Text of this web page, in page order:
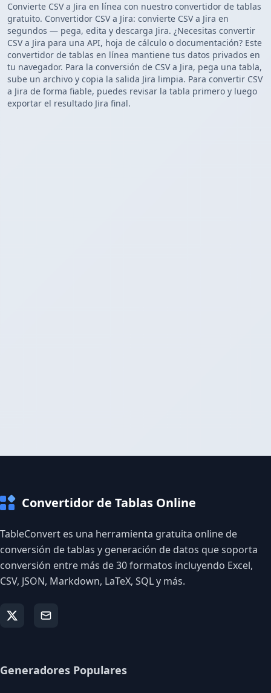
Convierte CSV a Jira en línea con nuestro convertidor de tablas
gratuito. Convertidor CSV a Jira: convierte CSV a Jira en
segundos — pega, edita y descarga Jira. ¿Necesitas convertir
CSV a Jira para una API, hoja de cálculo o documentación? Este
convertidor de tablas en línea mantiene tus datos privados en
tu navegador. Para la conversión de CSV a Jira, pega una tabla,
sube un archivo y copia la salida Jira limpia. Para convertir CSV
a Jira de forma fiable, puedes revisar la tabla primero y luego
exportar el resultado Jira final.
Convertidor de Tablas Online
TableConvert es una herramienta gratuita online de
conversión de tablas y generación de datos que soporta
conversión entre más de 30 formatos incluyendo Excel,
CSV, JSON, Markdown, LaTeX, SQL y más.
Generadores Populares